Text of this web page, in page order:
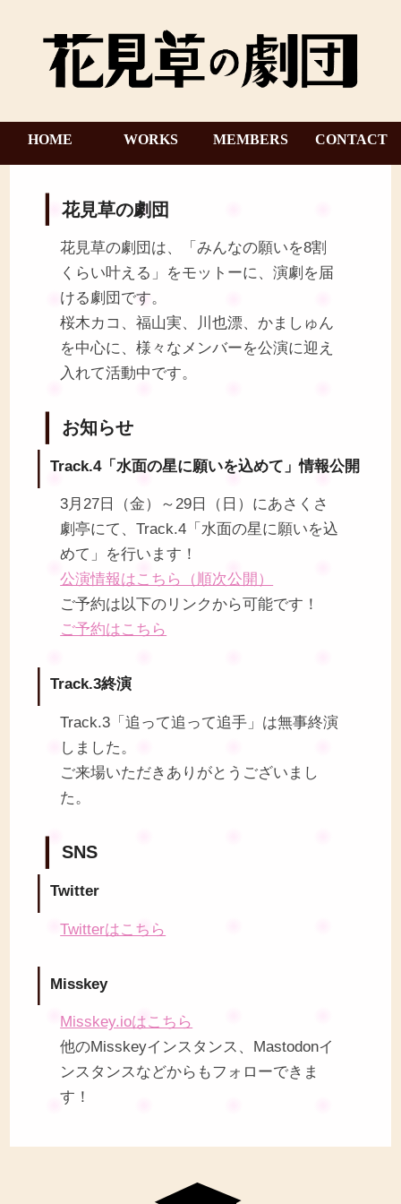
HOME WORKS MEMBERS CONTACT
花見草の劇団
花見草の劇団は、「みんなの願いを8割
くらい叶える」をモットーに、演劇を届
ける劇団です。
桜木カコ、福山実、川也漂、かましゅん
を中心に、様々なメンバーを公演に迎え
入れて活動中です。
お知らせ
Track.4「水面の星に願いを込めて」情報公開
3月27日（金）～29日（日）にあさくさ
劇亭にて、Track.4「水面の星に願いを込
めて」を行います！
公演情報はこちら（順次公開）
ご予約は以下のリンクから可能です！
ご予約はこちら
Track.3終演
Track.3「追って追って追手」は無事終演
しました。
ご来場いただきありがとうございまし
た。
SNS
Twitter
Twitterはこちら
Misskey
Misskey.ioはこちら
他のMisskeyインスタンス、Mastodonイ
ンスタンスなどからもフォローできま
す！